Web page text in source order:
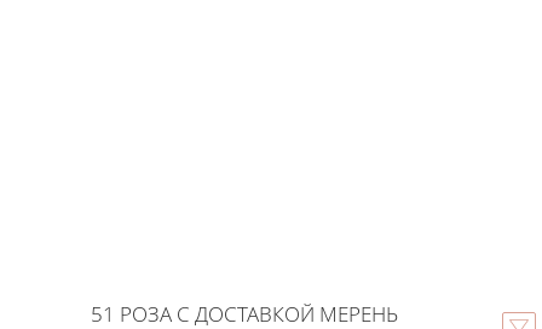
51 РОЗА С ДОСТАВКОЙ МЕРЕНЬ